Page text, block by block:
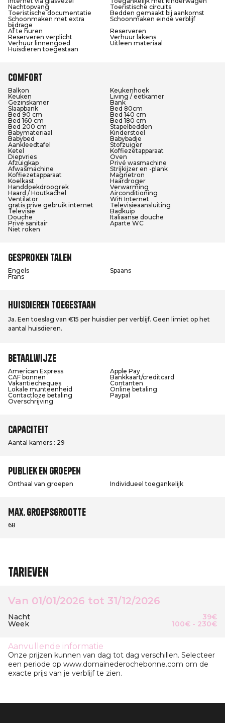
Nachtopvang
Toeristische circuits
Toeristische documentatie
Bedden gemaakt bij aankomst
Schoonmaken met extra
bijdrage
Schoonmaken einde verblijf
Af te huren
Reserveren
Reserveren verplicht
Verhuur lakens
Verhuur linnengoed
Uitleen materiaal
Huisdieren toegestaan
Comfort
Balkon
Keukenhoek
Keuken
Living / eetkamer
Gezinskamer
Bank
Slaapbank
Bed 80cm
Bed 90 cm
Bed 140 cm
Bed 160 cm
Bed 180 cm
Bed 200 cm
Stapelbedden
Babymateriaal
Kinderstoel
Babybed
Babybadje
Aankleedtafel
Stofzuiger
Ketel
Koffiezetapparaat
Diepvries
Oven
Afzuigkap
Privé wasmachine
Afwasmachine
Strijkijzer en -plank
Koffiezetapparaat
Magnetron
Koelkast
Haardroger
Handdoekdroogrek
Verwarming
Haard / Houtkachel
Airconditioning
Ventilator
Wifi Internet
gratis prive gebruik internet
Televisieaansluiting
Televisie
Badkuip
Douche
Italiaanse douche
Privé sanitair
Aparte WC
Niet roken
Gesproken talen
Engels
Spaans
Frans
Huisdieren toegestaan
Ja. Een toeslag van €15 per huisdier per verblijf. Geen limiet op het
aantal huisdieren.
Betaalwijze
American Express
Apple Pay
CAF bonnen
Bankkaart/creditcard
Vakantiecheques
Contanten
Lokale munteenheid
Online betaling
Contactloze betaling
Paypal
Overschrijving
Capaciteit
Aantal kamers : 29
Publiek en groepen
Onthaal van groepen Individueel toegankelijk
Max. groepsgrootte
68
Tarieven
Van 01/01/2026 tot 31/12/2026
Nacht 39€
Week 100€ - 230€
Aanvullende informatie
Onze prijzen kunnen van dag tot dag verschillen. Selecteer
een periode op www.domainederochebonne.com om de
exacte prijs van je verblijf te zien.